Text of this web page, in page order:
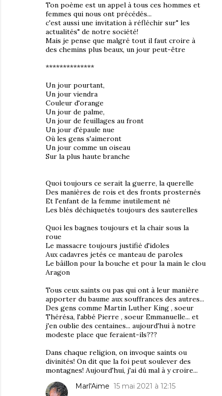
Ton poème est un appel à tous ces hommes et
femmes qui nous ont précédés...
c'est aussi une invitation à réfléchir sur" les
actualités" de notre société!
Mais je pense que malgré tout il faut croire à
des chemins plus beaux, un jour peut-être
**************
Un jour pourtant,
Un jour viendra
Couleur d'orange
Un jour de palme,
Un jour de feuillages au front
Un jour d'épaule nue
Où les gens s'aimeront
Un jour comme un oiseau
Sur la plus haute branche
Quoi toujours ce serait la guerre, la querelle
Des manières de rois et des fronts prosternés
Et l'enfant de la femme inutilement né
Les blés déchiquetés toujours des sauterelles
Quoi les bagnes toujours et la chair sous la
roue
Le massacre toujours justifié d'idoles
Aux cadavres jetés ce manteau de paroles
Le bâillon pour la bouche et pour la main le clou
Aragon
Tous ceux saints ou pas qui ont à leur manière
apporter du baume aux souffrances des autres...
Des gens comme Martin Luther King , soeur
Thérésa, l'abbé Pierre , soeur Emmanuelle... et
j'en oublie des centaines... aujourd'hui à notre
modeste place que feraient-ils???
Dans chaque religion, on invoque saints ou
divinités! On dit que la foi peut soulever des
montagnes! Aujourd'hui, j'ai dû mal à y croire...
Marl'Aime 15 mai 2021 à 12:15